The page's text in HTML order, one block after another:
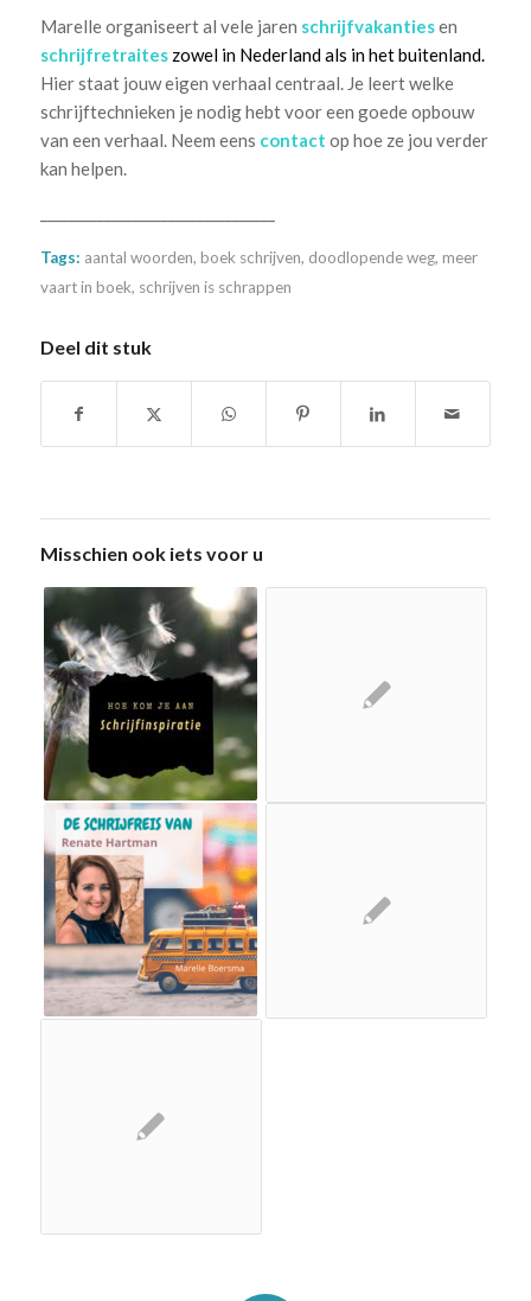
Marelle organiseert al vele jaren schrijfvakantiesen
schrijfretraites zowel in Nederland als in het buitenland.
Hier staat jouw eigen verhaal centraal. Je leert welke
schrijftechnieken je nodig hebt voor een goede opbouw
van een verhaal. Neem eens contact op hoe ze jou verder
kan helpen.
Tags: aantal woorden, boek schrijven, doodlopende weg, meer
vaart in boek, schrijven is schrappen
Deel dit stuk
Misschien ook iets voor u